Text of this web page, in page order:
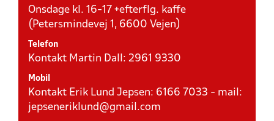
Onsdage kl. 16-17 +efterflg. kaffe
(Petersmindevej 1, 6600 Vejen)
Telefon
Kontakt Martin Dall: 2961 9330
Mobil
Kontakt Erik Lund Jepsen: 6166 7033 - mail:
jepseneriklund@gmail.com